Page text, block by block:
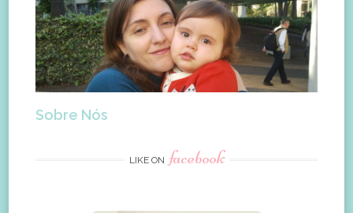
Sobre Nós
LIKE ON facebook